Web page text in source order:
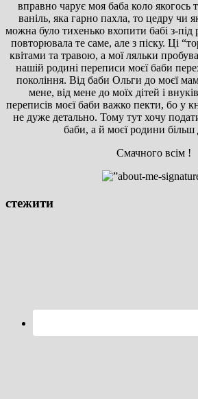
вправно чарує моя баба коло якогось
ваніль, яка гарно пахла, то цедру чи
можна було тихенько вхопити бабі з-під
повторювала те саме, але з піску. Ці
квітами та травою, а мої ляльки
нашій родині переписи моєї баби
покоління. Від баби Ольги до моєї
мене, від мене до моїх дітей і
переписів моєї баби важко пекти, бо у
не дуже детально. Тому тут хочу
баби, а й моєї родини більш
Смачного всім !
стежити